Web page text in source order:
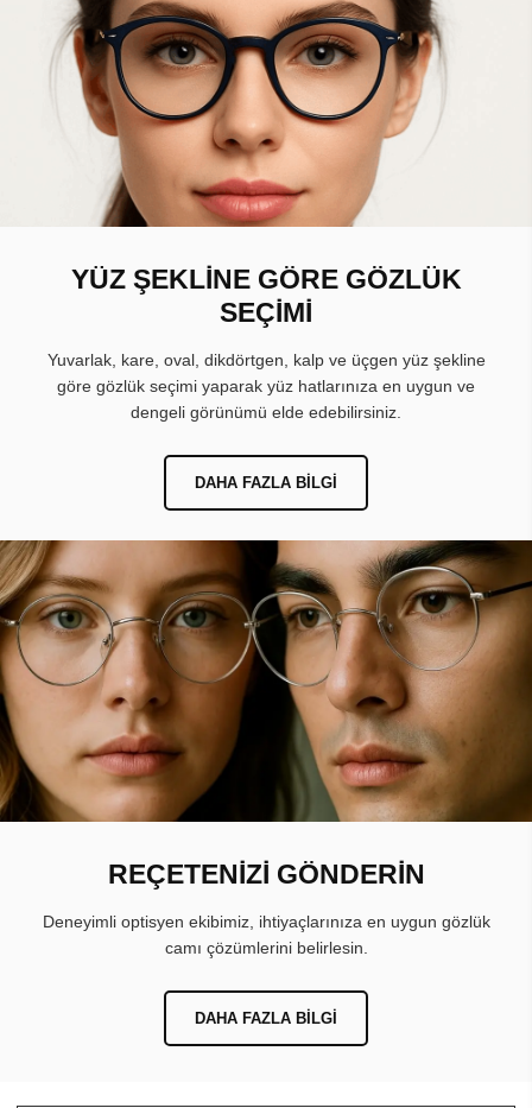
YÜZ ŞEKLİNE GÖRE GÖZLÜK
SEÇİMİ
Yuvarlak, kare, oval, dikdörtgen, kalp ve üçgen yüz şekline
göre gözlük seçimi yaparak yüz hatlarınıza en uygun ve
dengeli görünümü elde edebilirsiniz.
DAHA FAZLA BILGI
REÇETENİZİ GÖNDERİN
Deneyimli optisyen ekibimiz, ihtiyaçlarınıza en uygun gözlük
camı çözümlerini belirlesin.
DAHA FAZLA BILGI